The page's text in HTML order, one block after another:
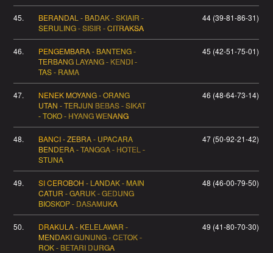
45.
BERANDAL - BADAK - SKIAIR -
SERULING - SISIR - CITRAKSA
44 (39-81-86-31)
46.
PENGEMBARA - BANTENG -
TERBANG LAYANG - KENDI -
TAS - RAMA
45 (42-51-75-01)
47.
NENEK MOYANG - ORANG
UTAN - TERJUN BEBAS - SIKAT
- TOKO - HYANG WENANG
46 (48-64-73-14)
48.
BANCI - ZEBRA - UPACARA
BENDERA - TANGGA - HOTEL -
STUNA
47 (50-92-21-42)
49.
SI CEROBOH - LANDAK - MAIN
CATUR - GARUK - GEDUNG
BIOSKOP - DASAMUKA
48 (46-00-79-50)
50.
DRAKULA - KELELAWAR -
MENDAKI GUNUNG - CETOK -
ROK - BETARI DURGA
49 (41-80-70-30)